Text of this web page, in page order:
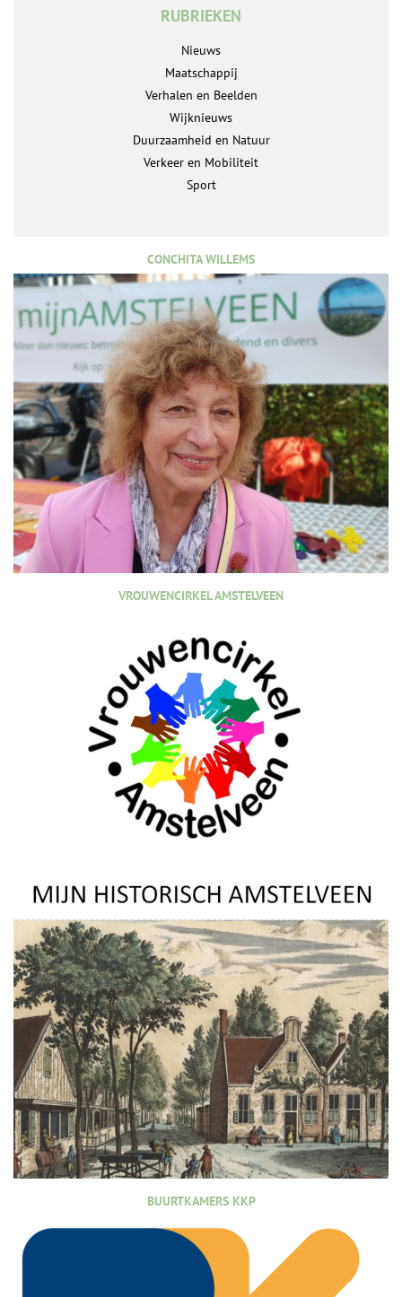
RUBRIEKEN
Nieuws
Maatschappij
Verhalen en Beelden
Wijknieuws
Duurzaamheid en Natuur
Verkeer en Mobiliteit
Sport
CONCHITA WILLEMS
VROUWENCIRKEL AMSTELVEEN
BUURTKAMERS KKP